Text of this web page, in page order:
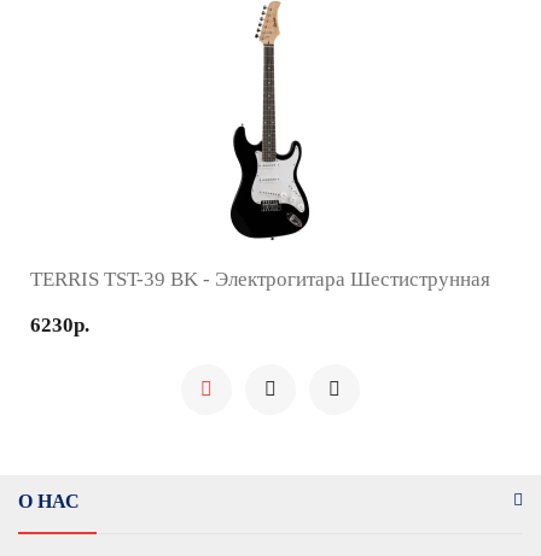
TERRIS TST-39 BK - Электрогитара Шестиструнная
6230р.
О НАС